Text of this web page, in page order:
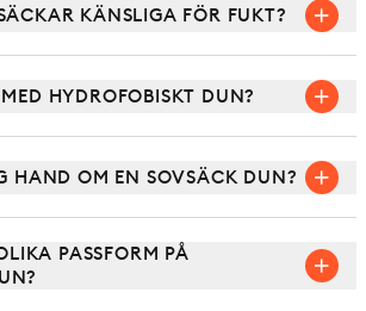
KÄNSLIGA FÖR FUKT?
HYDROFOBISKT DUN?
HAND OM EN SOVSÄCK DUN?
PASSFORM PÅ